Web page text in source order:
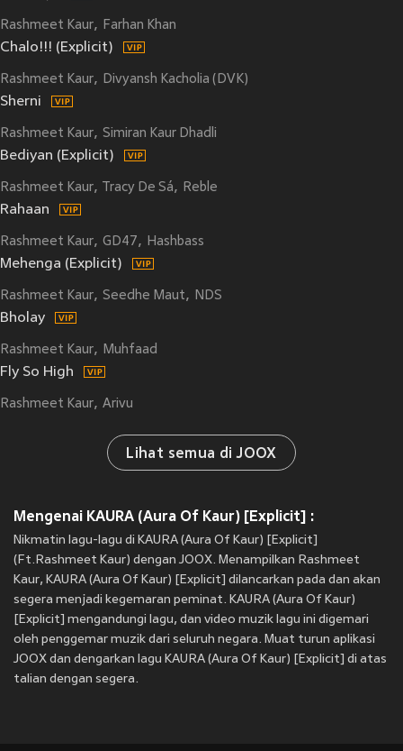
Rashmeet Kaur Farhan Khan
Chalo!!! (Explicit)
Rashmeet Kaur Divyansh Kacholia (DVK)
Sherni
Rashmeet Kaur Simiran Kaur Dhadli
Bediyan (Explicit)
Rashmeet Kaur Tracy De Sá Reble
Rahaan
Rashmeet Kaur GD47 Hashbass
Mehenga (Explicit)
Rashmeet Kaur Seedhe Maut NDS
Bholay
Rashmeet Kaur Muhfaad
Fly So High
Rashmeet Kaur Arivu
Lihat semua di JOOX
Mengenai KAURA (Aura Of Kaur) [Explicit] :
Nikmatin lagu-lagu di KAURA (Aura Of Kaur) [Explicit]
(Ft.Rashmeet Kaur) dengan JOOX. Menampilkan Rashmeet
Kaur, KAURA (Aura Of Kaur) [Explicit] dilancarkan pada dan akan
segera menjadi kegemaran peminat. KAURA (Aura Of Kaur)
[Explicit] mengandungi lagu, dan video muzik lagu ini digemari
oleh penggemar muzik dari seluruh negara. Muat turun aplikasi
JOOX dan dengarkan lagu KAURA (Aura Of Kaur) [Explicit] di atas
talian dengan segera.